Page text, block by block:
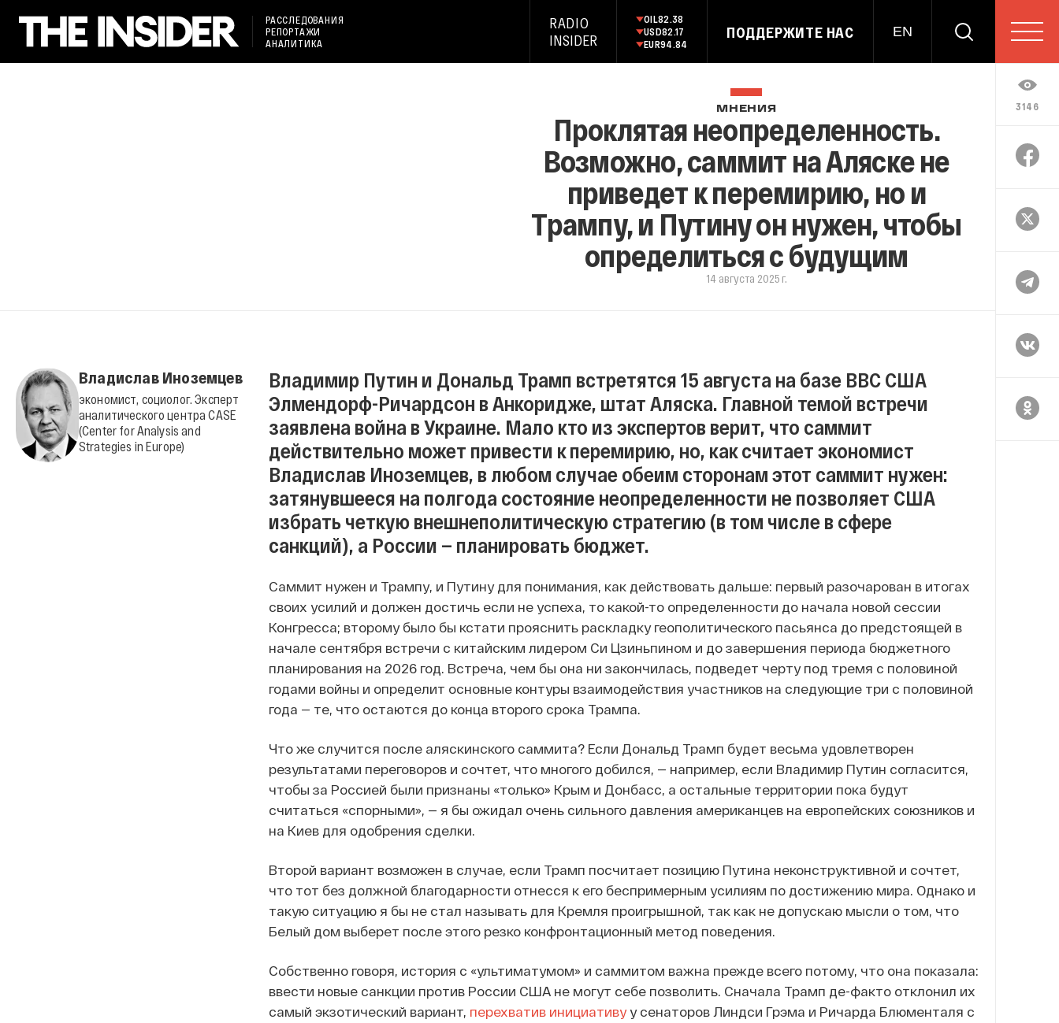
РАССЛЕДОВАНИЯ
РЕПОРТАЖИ
АНАЛИТИКА
RADIO
INSIDER
OIL82.38
USD82.17
EUR94.84
ПОДДЕРЖИТЕ НАС EN
3146
МНЕНИЯ
Проклятая неопределенность.
Возможно, саммит на Аляске не
приведет к перемирию, но и
Трампу, и Путину он нужен, чтобы
определиться с будущим
14 августа 2025 г.
Владислав Иноземцев
экономист, социолог. Эксперт
аналитического центра CASE
(Center for Analysis and
Strategies in Europe)
Владимир Путин и Дональд Трамп встретятся 15 августа на базе ВВС США
Элмендорф-Ричардсон в Анкоридже, штат Аляска. Главной темой встречи
заявлена война в Украине. Мало кто из экспертов верит, что саммит
действительно может привести к перемирию, но, как считает экономист
Владислав Иноземцев, в любом случае обеим сторонам этот саммит нужен:
затянувшееся на полгода состояние неопределенности не позволяет США
избрать четкую внешнеполитическую стратегию (в том числе в сфере
санкций), а России — планировать бюджет.
Саммит нужен и Трампу, и Путину для понимания, как действовать дальше: первый разочарован в итогах
своих усилий и должен достичь если не успеха, то какой-то определенности до начала новой сессии
Конгресса; второму было бы кстати прояснить раскладку геополитического пасьянса до предстоящей в
начале сентября встречи с китайским лидером Си Цзиньпином и до завершения периода бюджетного
планирования на 2026 год. Встреча, чем бы она ни закончилась, подведет черту под тремя с половиной
годами войны и определит основные контуры взаимодействия участников на следующие три с половиной
года — те, что остаются до конца второго срока Трампа.
Что же случится после аляскинского саммита? Если Дональд Трамп будет весьма удовлетворен
результатами переговоров и сочтет, что многого добился, — например, если Владимир Путин согласится,
чтобы за Россией были признаны «только» Крым и Донбасс, а остальные территории пока будут
считаться «спорными», — я бы ожидал очень сильного давления американцев на европейских союзников и
на Киев для одобрения сделки.
Второй вариант возможен в случае, если Трамп посчитает позицию Путина неконструктивной и сочтет,
что тот без должной благодарности отнесся к его беспримерным усилиям по достижению мира. Однако и
такую ситуацию я бы не стал называть для Кремля проигрышной, так как не допускаю мысли о том, что
Белый дом выберет после этого резко конфронтационный метод поведения.
Собственно говоря, история с «ультиматумом» и саммитом важна прежде всего потому, что она показала:
ввести новые санкции против России США не могут себе позволить. Сначала Трамп де-факто отклонил их
самый экзотический вариант, перехватив инициативуу сенаторов Линдси Грэма и Ричарда Блюменталя с